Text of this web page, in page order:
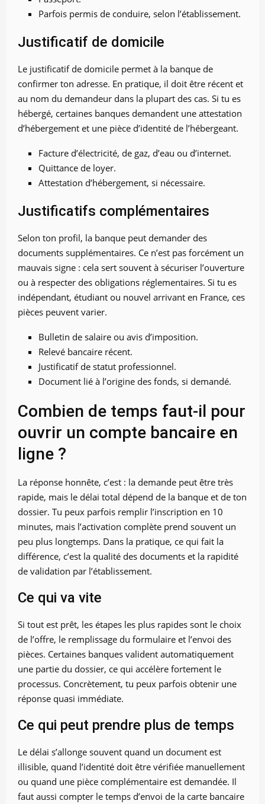
Parfois permis de conduire, selon l’établissement.
Justificatif de domicile
Le justificatif de domicile permet à la banque de
confirmer ton adresse. En pratique, il doit être récent et
au nom du demandeur dans la plupart des cas. Si tu es
hébergé, certaines banques demandent une attestation
d’hébergement et une pièce d’identité de l’hébergeant.
Facture d’électricité, de gaz, d’eau ou d’internet.
Quittance de loyer.
Attestation d’hébergement, si nécessaire.
Justificatifs complémentaires
Selon ton profil, la banque peut demander des
documents supplémentaires. Ce n’est pas forcément un
mauvais signe : cela sert souvent à sécuriser l’ouverture
ou à respecter des obligations réglementaires. Si tu es
indépendant, étudiant ou nouvel arrivant en France, ces
pièces peuvent varier.
Bulletin de salaire ou avis d’imposition.
Relevé bancaire récent.
Justificatif de statut professionnel.
Document lié à l’origine des fonds, si demandé.
Combien de temps faut-il pour
ouvrir un compte bancaire en
ligne ?
La réponse honnête, c’est : la demande peut être très
rapide, mais le délai total dépend de la banque et de ton
dossier. Tu peux parfois remplir l’inscription en 10
minutes, mais l’activation complète prend souvent un
peu plus longtemps. Dans la pratique, ce qui fait la
différence, c’est la qualité des documents et la rapidité
de validation par l’établissement.
Ce qui va vite
Si tout est prêt, les étapes les plus rapides sont le choix
de l’offre, le remplissage du formulaire et l’envoi des
pièces. Certaines banques valident automatiquement
une partie du dossier, ce qui accélère fortement le
processus. Concrètement, tu peux parfois obtenir une
réponse quasi immédiate.
Ce qui peut prendre plus de temps
Le délai s’allonge souvent quand un document est
illisible, quand l’identité doit être vérifiée manuellement
ou quand une pièce complémentaire est demandée. Il
faut aussi compter le temps d’envoi de la carte bancaire